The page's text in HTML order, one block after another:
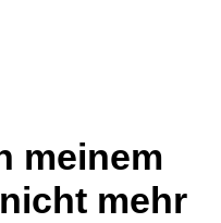
meinem
mehr